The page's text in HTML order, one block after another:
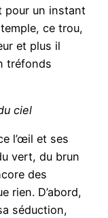
pour un instant
ce trou,
et plus il
tréfonds
ciel
l’œil et ses
vert, du brun
des
rien. D’abord,
séduction,